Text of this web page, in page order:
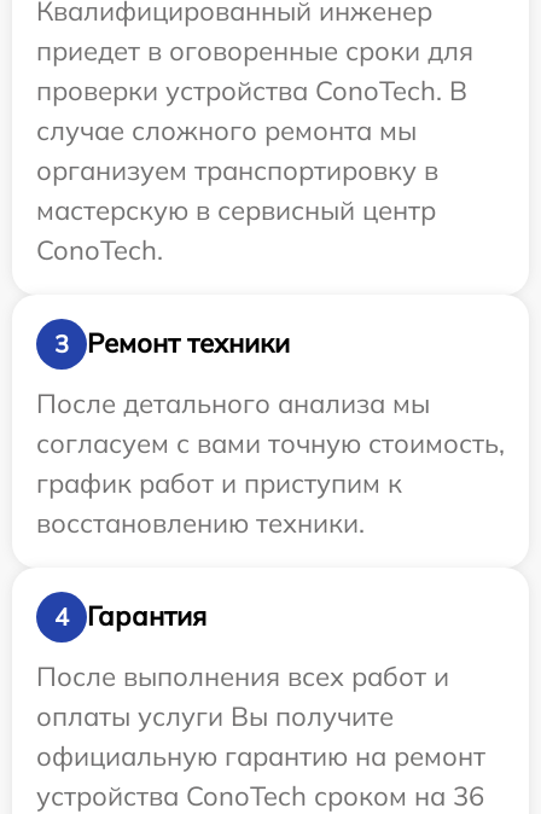
Квалифицированный инженер
приедет в оговоренные сроки для
проверки устройства ConoTech. В
случае сложного ремонта мы
организуем транспортировку в
мастерскую в сервисный центр
ConoTech.
3
Ремонт техники
После детального анализа мы
согласуем с вами точную стоимость,
график работ и приступим к
восстановлению техники.
4
Гарантия
После выполнения всех работ и
оплаты услуги Вы получите
официальную гарантию на ремонт
устройства ConoTech сроком на 36